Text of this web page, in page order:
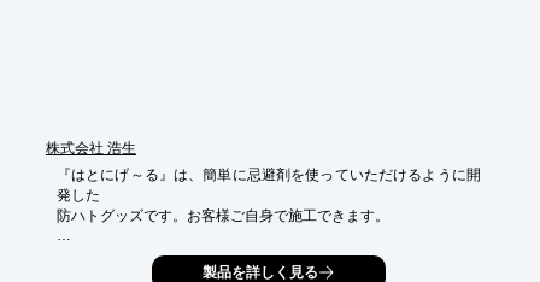
株式会社 浩生
『はとにげ～る』は、簡単に忌避剤を使っていただけるように開
発した
防ハトグッズです。お客様ご自身で施工できます。
プロテクトグループが使用しているものと同じ忌避剤なので効果
製品を詳しく見る